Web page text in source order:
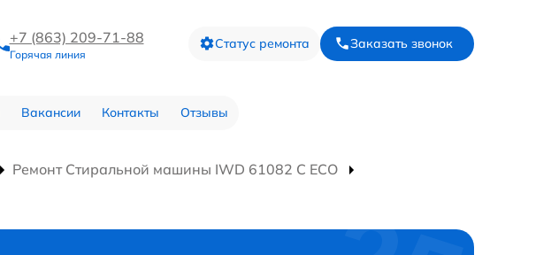
+7 (863) 209-71-88
Горячая линия
Статус ремонта Заказать звонок
Вакансии Контакты Отзывы
Ремонт Стиральной машины IWD 61082 C ECO